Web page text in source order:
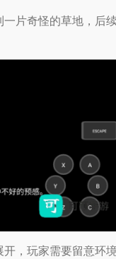
片奇怪的草地，后
，玩家需要留意环